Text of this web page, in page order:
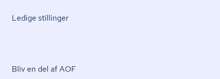
Ledige stillinger
Bliv en del af AOF